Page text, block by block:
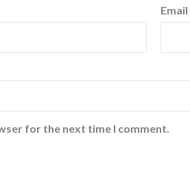
Email
for the next time I comment.